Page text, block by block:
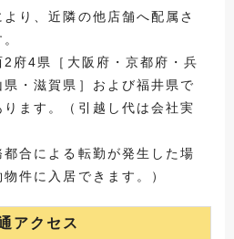
り、近隣の他店舗へ配属さ
。
2府4県［大阪府・京都府・兵
・滋賀県］および福井県で
ます。（引越し代は会社実
都合による転勤が発生した場
件に入居できます。）
アクセス